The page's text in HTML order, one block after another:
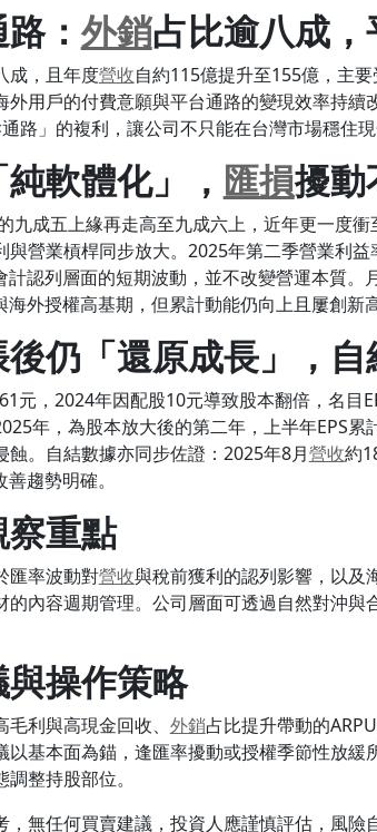
： 外銷占比逾八成
成，且年度營收自約115億提升至155億，主
外用戶的付費意願與平台通路的變現效率持
路」的複利，讓公司不只能在台灣市場穩住
軟體化」， 匯損擾動
九成五上緣再走高至九成六上，近年更一度
與營業槓桿同步放大。2025年第二季營業利
計認列層面的短期波動，並不改變營運本質。
海外授權高基期，但累計動能仍向上且屢創新高
仍「還原成長」，
元，2024年因配股10元導致股本翻倍，名
年，為股本放大後的第二年，上半年EPS累
蝕。自結數據亦同步佐證：2025年8月營收約
趨勢明確。
重點
匯率波動對營收與稅前獲利的認列影響，以及
的內容週期管理。公司層面可透過自然對沖與
操作策略
利與高現金回收、 外銷占比提升帶動的
以基本面為錨，逢匯率擾動或授權季節性放
整持股部位。
無任何買賣建議，投資人應謹慎評估，風險自